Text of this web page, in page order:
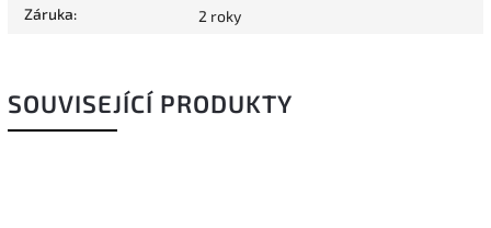
Záruka: 2 roky
SOUVISEJÍCÍ PRODUKTY